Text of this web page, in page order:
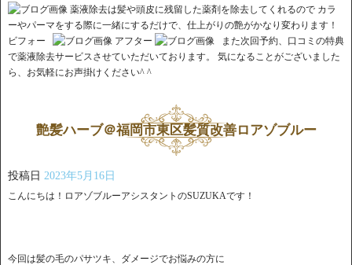
薬液除去は髪や頭皮に残留した薬剤を除去してくれるので カラ
ーやパーマをする際に一緒にするだけで、仕上がりの艶がかなり変わります！
ビフォー
アフター
また次回予約、口コミの特典
で薬液除去サービスさせていただいております。 気になることがございました
ら、お気軽にお声掛けください^ ^
艶髪ハーブ＠福岡市東区髪質改善ロアゾブルー
投稿日 2023年5月16日
こんにちは！ロアゾブルーアシスタントのSUZUKAです！
今回は髪の毛のパサツキ、ダメージでお悩みの方に